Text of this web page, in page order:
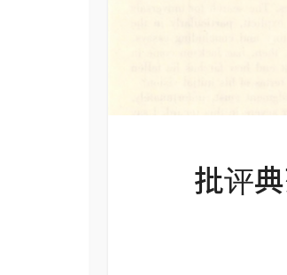
批评